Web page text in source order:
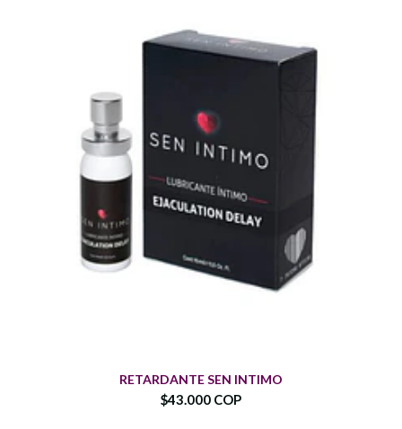
RETARDANTE SEN INTIMO
$43.000 COP